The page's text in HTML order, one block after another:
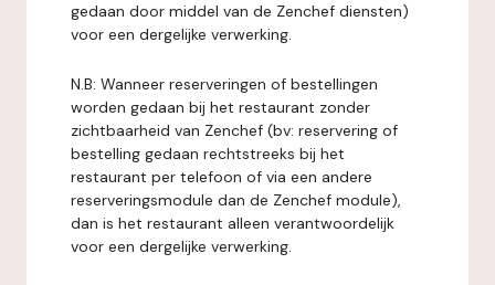
gedaan door middel van de Zenchef diensten)
voor een dergelijke verwerking.
N.B: Wanneer reserveringen of bestellingen
worden gedaan bij het restaurant zonder
zichtbaarheid van Zenchef (bv: reservering of
bestelling gedaan rechtstreeks bij het
restaurant per telefoon of via een andere
reserveringsmodule dan de Zenchef module),
dan is het restaurant alleen verantwoordelijk
voor een dergelijke verwerking.